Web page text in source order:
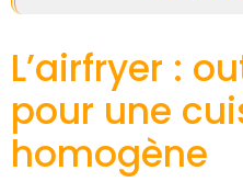
L’airfryer :
pour une
homogène